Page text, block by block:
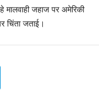
जहाज पर अमेरिकी
चिंता जताई।